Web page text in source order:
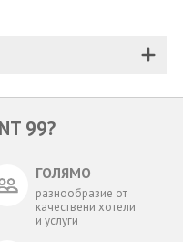
99?
ГОЛЯМО
разнообразие от
качествени хотели
и услуги